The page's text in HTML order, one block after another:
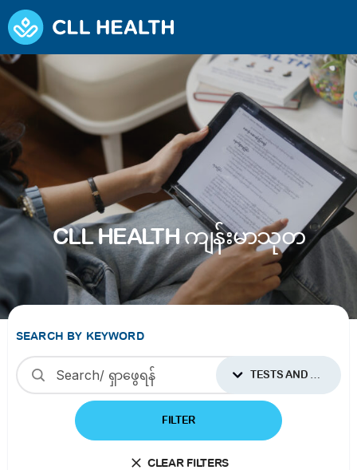
CLL HEALTH ကျန်းမာသုတ
SEARCH BY KEYWORD
TESTS AND PROCEDURES
FILTER
CLEAR FILTERS